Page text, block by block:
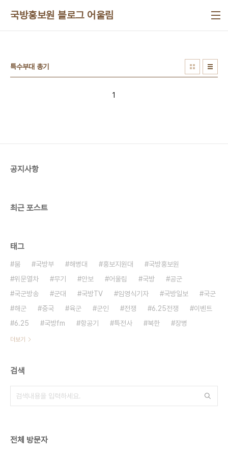
국방홍보원 블로그 어울림
특수부대 총기
1
공지사항
최근 포스트
태그
붐 국방부 해병대 홍보지원대
국방홍보원
위문열차
무기 안보 어울림 국방
공군
국군방송
군대 국방TV 임영식기자 국방일보
국군
해군
중국 육군 군인 전쟁 6.25전쟁
이벤트
6.25
국방fm 항공기 특전사 북한 장병
더보기
검색
전체 방문자